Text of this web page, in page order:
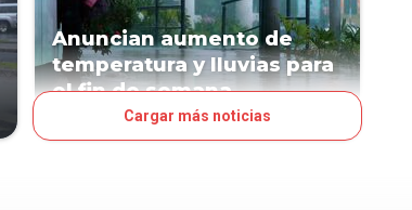
Anuncian aumento de
temperatura y lluvias para
el fin de semana
Cargar más noticias